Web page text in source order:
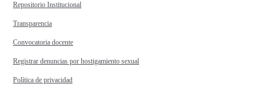
Repositorio Institucional
Transparencia
Convocatoria docente
Registrar denuncias por hostigamiento sexual
Política de privacidad